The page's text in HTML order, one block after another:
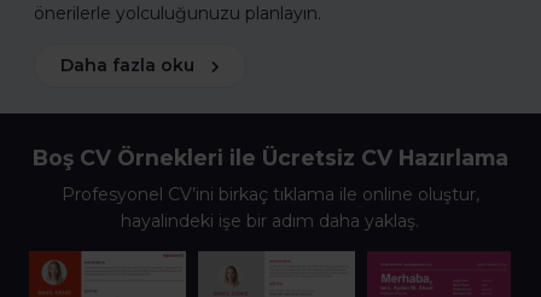
önerilerle yolculuğunuzu planlayın.
Daha fazla oku
Boş CV Örnekleri ile Ücretsiz CV Hazırlama
Profesyonel CV’ini birkaç tıklama ile online oluştur,
hayalindeki işe bir adım daha yaklaş.